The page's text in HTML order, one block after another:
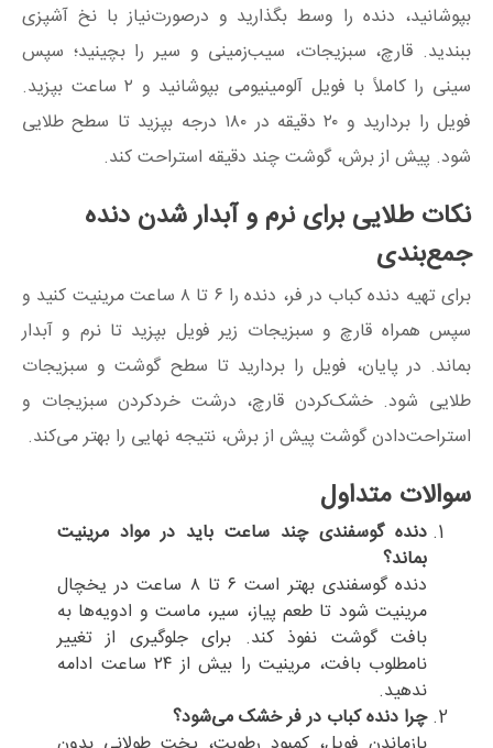
بپوشانید، دنده را وسط بگذارید و درصورت‌نیاز با نخ آشپزی
ببندید. قارچ، سبزیجات، سیب‌زمینی و سیر را بچینید؛ سپس
سینی را کاملاً با فویل آلومینیومی بپوشانید و ۲ ساعت بپزید.
فویل را بردارید و ۲۰ دقیقه در ۱۸۰ درجه بپزید تا سطح طلایی
شود. پیش از برش، گوشت چند دقیقه استراحت کند.
نکات طلایی برای نرم و آبدار شدن دنده
جمع‌بندی
برای تهیه دنده کباب در فر، دنده را ۶ تا ۸ ساعت مرینیت کنید و
سپس همراه قارچ و سبزیجات زیر فویل بپزید تا نرم و آبدار
بماند. در پایان، فویل را بردارید تا سطح گوشت و سبزیجات
طلایی شود. خشک‌کردن قارچ، درشت خردکردن سبزیجات و
استراحت‌دادن گوشت پیش از برش، نتیجه نهایی را بهتر می‌کند.
سوالات متداول
دنده گوسفندی چند ساعت باید در مواد مرینیت
بماند؟
دنده گوسفندی بهتر است ۶ تا ۸ ساعت در یخچال
مرینیت شود تا طعم پیاز، سیر، ماست و ادویه‌ها به
بافت گوشت نفوذ کند. برای جلوگیری از تغییر
نامطلوب بافت، مرینیت را بیش از ۲۴ ساعت ادامه
ندهید.
چرا دنده کباب در فر خشک می‌شود؟